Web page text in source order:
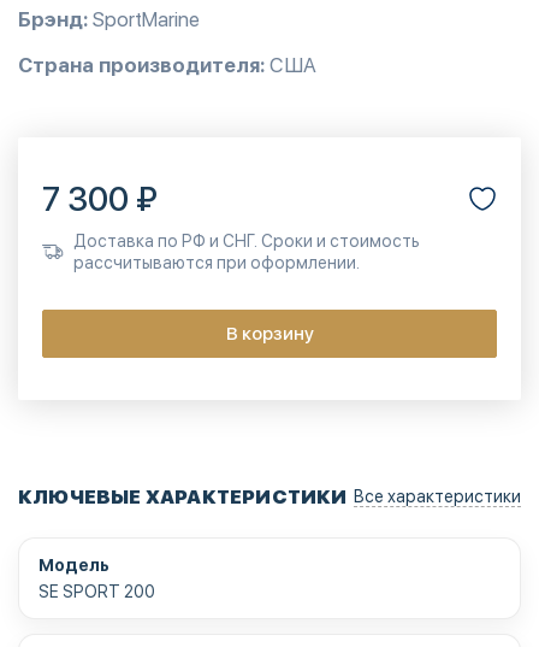
Брэнд: SportMarine
Страна производителя: США
7 300 ₽
Доставка по РФ и СНГ. Сроки и стоимость
рассчитываются при оформлении.
В корзину
КЛЮЧЕВЫЕ ХАРАКТЕРИСТИКИ Все характеристики
Модель
SE SPORT 200